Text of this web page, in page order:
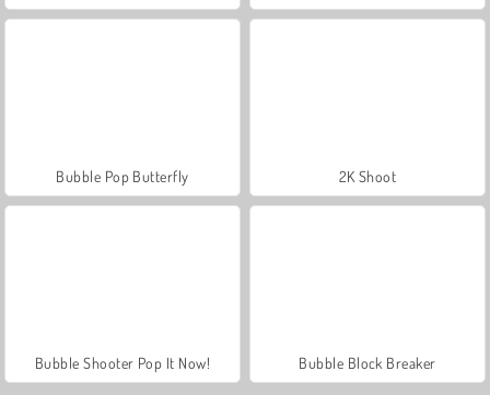
Bubble Pop Butterfly 2K Shoot
Bubble Shooter Pop It Now! Bubble Block Breaker